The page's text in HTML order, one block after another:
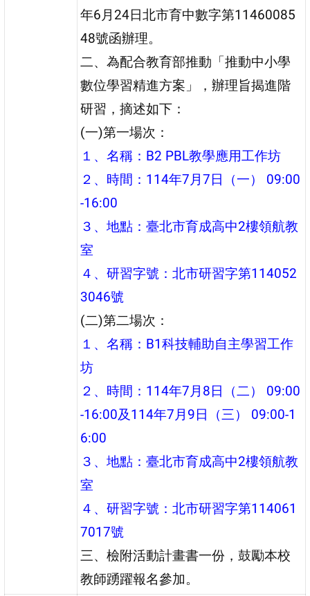
年6月24日北市育中數字第11460085
48號函辦理。
二、為配合教育部推動「推動中小學
數位學習精進方案」，辦理旨揭進階
研習，摘述如下：
(一)第一場次：
１、名稱：B2 PBL教學應用工作坊
２、時間：114年7月7日（一） 09:00
-16:00
３、地點：臺北市育成高中2樓領航教
室
４、研習字號：北市研習字第114052
3046號
(二)第二場次：
１、名稱：B1科技輔助自主學習工作
坊
２、時間：114年7月8日（二） 09:00
-16:00及114年7月9日（三） 09:00-1
6:00
３、地點：臺北市育成高中2樓領航教
室
４、研習字號：北市研習字第114061
7017號
三、檢附活動計畫書一份，鼓勵本校
教師踴躍報名參加。